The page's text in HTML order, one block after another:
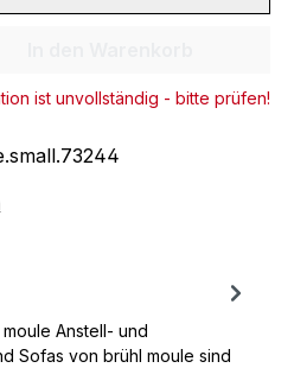
den
ist unvollständig - bitte prüfen!
Anstell- und
Sofas von brühl moule sind